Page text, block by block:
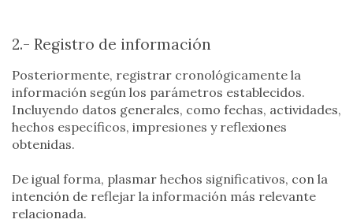
2.- Registro de información
Posteriormente, registrar cronológicamente la
información según los parámetros establecidos.
Incluyendo datos generales, como fechas, actividades,
hechos específicos, impresiones y reflexiones
obtenidas.
De igual forma, plasmar hechos significativos, con la
intención de reflejar la información más relevante
relacionada.